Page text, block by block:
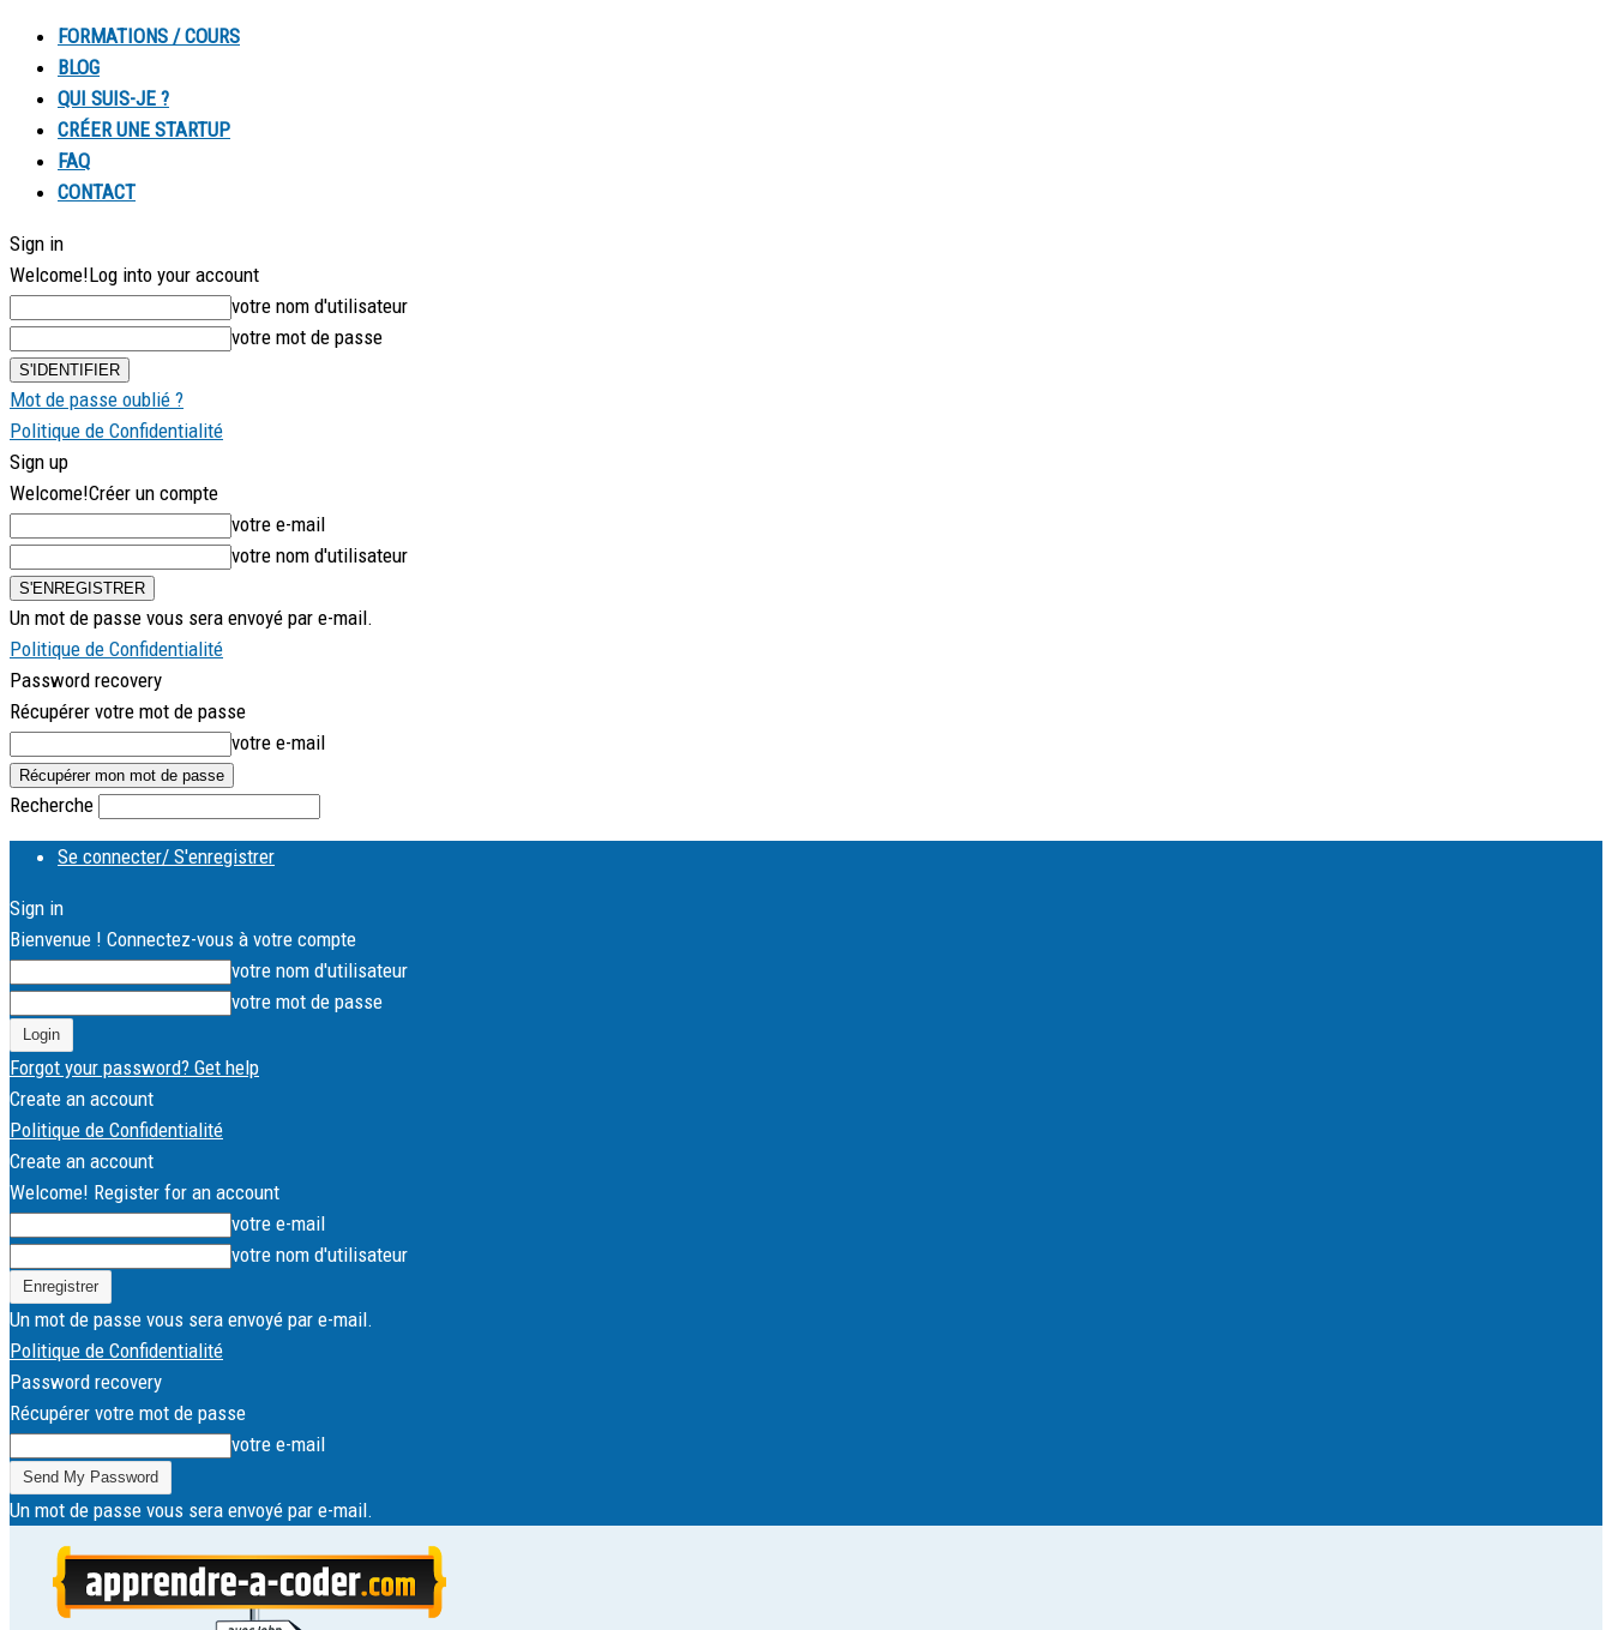
FORMATIONS / COURS
BLOG
QUI SUIS-JE ?
CRÉER UNE STARTUP
FAQ
CONTACT
Sign in
Welcome!Log into your account
votre nom d'utilisateur
votre mot de passe
Mot de passe oublié ?
Politique de Confidentialité
Sign up
Welcome!Créer un compte
votre e-mail
votre nom d'utilisateur
Un mot de passe vous sera envoyé par e-mail.
Politique de Confidentialité
Password recovery
Récupérer votre mot de passe
votre e-mail
Recherche
Se connecter/ S'enregistrer
Sign in
Bienvenue ! Connectez-vous à votre compte
votre nom d'utilisateur
votre mot de passe
Forgot your password? Get help
Create an account
Politique de Confidentialité
Create an account
Welcome! Register for an account
votre e-mail
votre nom d'utilisateur
Un mot de passe vous sera envoyé par e-mail.
Politique de Confidentialité
Password recovery
Récupérer votre mot de passe
votre e-mail
Un mot de passe vous sera envoyé par e-mail.